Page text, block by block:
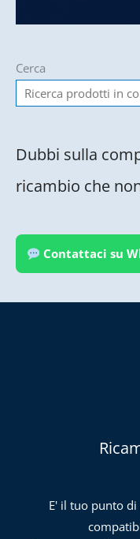
Cerca
Dubbi sulla
ricambio che
Contattaci su
E' il tuo punto